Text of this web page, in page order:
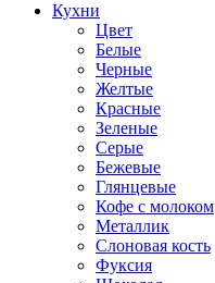
Кухни
Цвет
Белые
Черные
Желтые
Красные
Зеленые
Серые
Бежевые
Глянцевые
Кофе с молоком
Металлик
Слоновая кость
Фуксия